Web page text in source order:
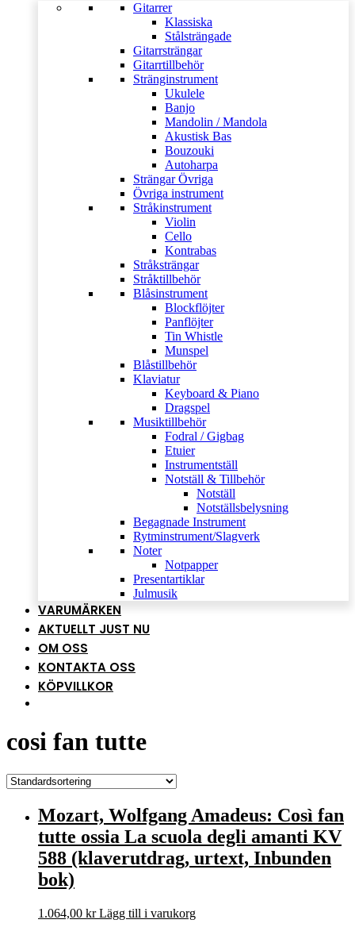
Gitarrer
Klassiska
Stålsträngade
Gitarrsträngar
Gitarrtillbehör
Stränginstrument
Ukulele
Banjo
Mandolin / Mandola
Akustisk Bas
Bouzouki
Autoharpa
Strängar Övriga
Övriga instrument
Stråkinstrument
Violin
Cello
Kontrabas
Stråksträngar
Stråktillbehör
Blåsinstrument
Blockflöjter
Panflöjter
Tin Whistle
Munspel
Blåstillbehör
Klaviatur
Keyboard & Piano
Dragspel
Musiktillbehör
Fodral / Gigbag
Etuier
Instrumentställ
Notställ & Tillbehör
Notställ
Notställsbelysning
Begagnade Instrument
Rytminstrument/Slagverk
Noter
Notpapper
Presentartiklar
Julmusik
VARUMÄRKEN
AKTUELLT JUST NU
OM OSS
KONTAKTA OSS
KÖPVILLKOR
cosi fan tutte
Mozart, Wolfgang Amadeus: Così fan
tutte ossia La scuola degli amanti KV
588 (klaverutdrag, urtext, Inbunden
bok)
1.064,00 kr Lägg till i varukorg